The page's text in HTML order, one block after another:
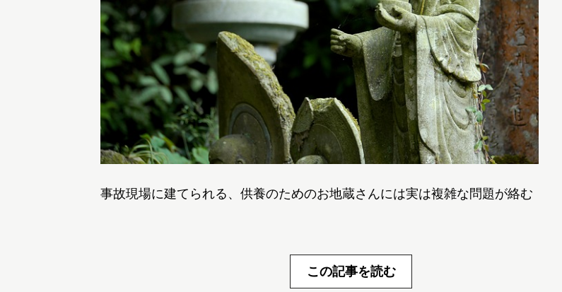
事故現場に建てられる、供養のためのお地蔵さんには実は複雑な問題が絡む
この記事を読む